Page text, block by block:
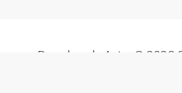
Derechos de Autor © 2026